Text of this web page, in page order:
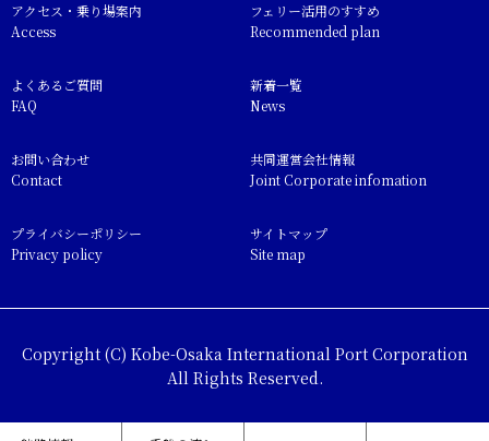
アクセス・乗り場案内
Access
フェリー活用のすすめ
Recommended plan
よくあるご質問
FAQ
新着一覧
News
お問い合わせ
Contact
共同運営会社情報
Joint Corporate infomation
プライバシーポリシー
Privacy policy
サイトマップ
Site map
Copyright (C) Kobe-Osaka International Port Corporation
All Rights Reserved.